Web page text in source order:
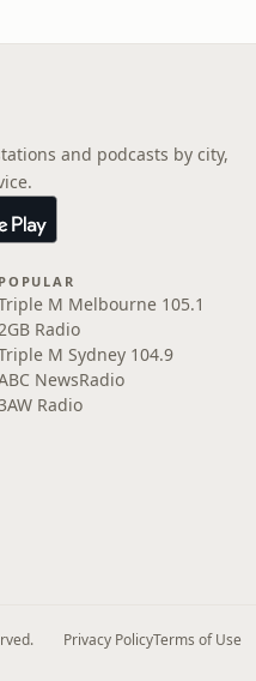
and podcasts by city,
POPULAR
M Melbourne 105.1
Radio
M Sydney 104.9
NewsRadio
Radio
Privacy PolicyTerms of Use